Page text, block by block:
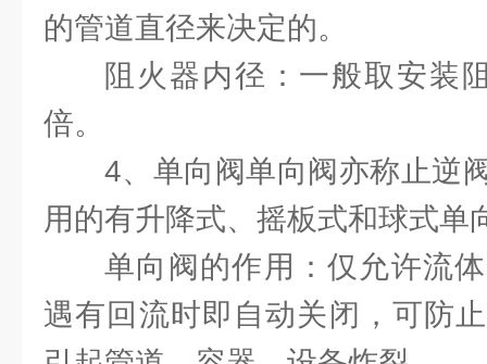
的管道直径来决定的。
阻火器内径：一般取安装
倍。
4、单向阀单向阀亦称止逆
用的有升降式、摇板式和球式单
单向阀的作用：仅允许流
遇有回流时即自动关闭，可防